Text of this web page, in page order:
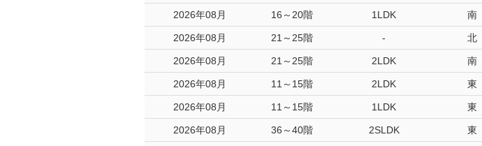
2026年08月 16～20階 1LDK 南
2026年08月 21～25階 - 北
2026年08月 21～25階 2LDK 南
2026年08月 11～15階 2LDK 東
2026年08月 11～15階 1LDK 東
2026年08月 36～40階 2SLDK 東